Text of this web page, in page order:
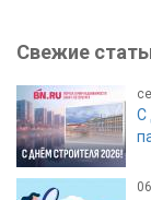
Свежие
С